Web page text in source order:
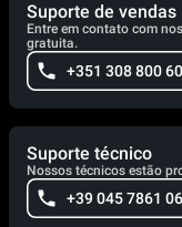
Suporte de vendas
Entre em contato com
gratuita.
+351 308 800
Suporte técnico
Nossos técnicos estão
+39 045 7861